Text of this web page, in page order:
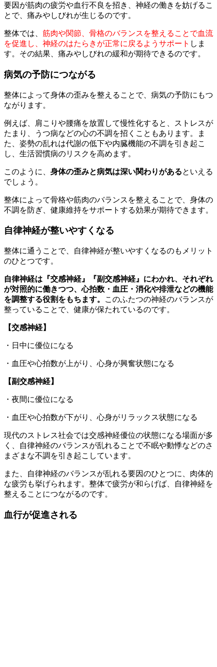
要因が筋肉の疲労や血行不良を招き、神経の働きを妨げるこ
とで、痛みやしびれが生じるのです。
整体では、 筋肉や関節、骨格のバランスを整えることで血流
を促進し、神経のはたらきが正常に戻るようサポート しま
す。その結果、痛みやしびれの緩和が期待できるのです。
病気の予防につながる
整体によって身体の歪みを整えることで、病気の予防にもつ
ながります。
例えば、肩こりや腰痛を放置して慢性化すると、ストレスが
たまり、うつ病などの心の不調を招くこともあります。ま
た、姿勢の乱れは代謝の低下や内臓機能の不調を引き起こ
し、生活習慣病のリスクを高めます。
このように、 身体の歪みと病気は深い関わりがあるといえる
でしょう。
整体によって骨格や筋肉のバランスを整えることで、身体の
不調を防ぎ、健康維持をサポートする効果が期待できます。
自律神経が整いやすくなる
整体に通うことで、自律神経が整いやすくなるのもメリット
のひとつです。
自律神経は『交感神経』『副交感神経』にわかれ、それぞれ
が対照的に働きつつ、心拍数・血圧・消化や排泄などの機能
を調整する役割をもちます。
このふたつの神経のバランスが
整っていることで、健康が保たれているのです。
【交感神経】
・日中に優位になる
・血圧や心拍数が上がり、心身が興奮状態になる
【副交感神経】
・夜間に優位になる
・血圧や心拍数が下がり、心身がリラックス状態になる
現代のストレス社会では交感神経優位の状態になる場面が多
く、自律神経のバランスが乱れることで不眠や動悸などのさ
まざまな不調を引き起こしています。
また、自律神経のバランスが乱れる要因のひとつに、肉体的
な疲労も挙げられます。整体で疲労が和らげば、自律神経を
整えることにつながるのです。
血行が促進される